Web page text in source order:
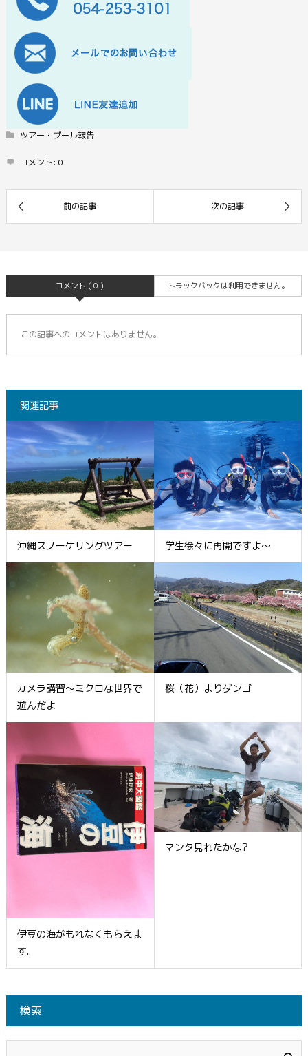
ツアー・プール報告
コメント: 0
コメント ( 0 ) トラックバックは利用できません。
この記事へのコメントはありません。
関連記事
沖縄スノーケリングツアー 学生徐々に再開ですよ～
カメラ講習～ミクロな世界で
遊んだよ
桜（花）よりダンゴ
伊豆の海がもれなくもらえま
す。
マンタ見れたかな?
検索